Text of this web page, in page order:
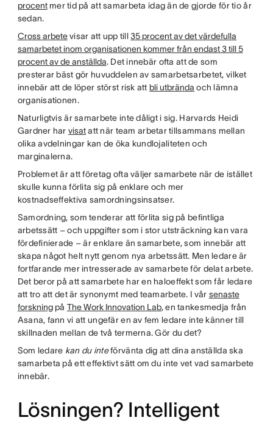
procentmer tid på att samarbeta idag än de gjorde för tio år
sedan.
Cross arbetevisar att upp till35 procent av det värdefulla
samarbetet inom organisationen kommer från endast 3 till 5
procent av de anställda. Det innebär ofta att de som
presterar bäst gör huvuddelen av samarbetsarbetet, vilket
innebär att de löper störst risk att bli utbrända och lämna
organisationen.
Naturligtvis är samarbete inte dåligt i sig. Harvards Heidi
Gardner harvisatatt när team arbetar tillsammans mellan
olika avdelningar kan de öka kundlojaliteten och
marginalerna.
Problemet är att företag ofta väljer samarbete när de istället
skulle kunna förlita sig på enklare och mer
kostnadseffektiva samordningsinsatser.
Samordning, som tenderar att förlita sig på befintliga
arbetssätt – och uppgifter som i stor utsträckning kan vara
fördefinierade – är enklare än samarbete, som innebär att
skapa något helt nytt genom nya arbetssätt. Men ledare är
fortfarande mer intresserade av samarbete för delat arbete.
Det beror på att samarbete har en haloeffekt som får ledare
att tro att det är synonymt med teamarbete. I vår senaste
forskningpå The Work Innovation Lab, en tankesmedja från
Asana, fann vi att ungefär en av fem ledare inte känner till
skillnaden mellan de två termerna. Gör du det?
Som ledare kan du inteförvänta dig att dina anställda ska
samarbeta på ett effektivt sätt om du inte vet vad samarbete
innebär.
Lösningen? Intelligent